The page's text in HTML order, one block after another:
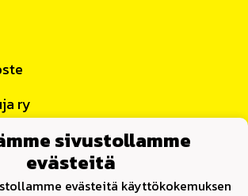
ry
4
sivustollamme
evästeitä
evästeitä käyttökokemuksen